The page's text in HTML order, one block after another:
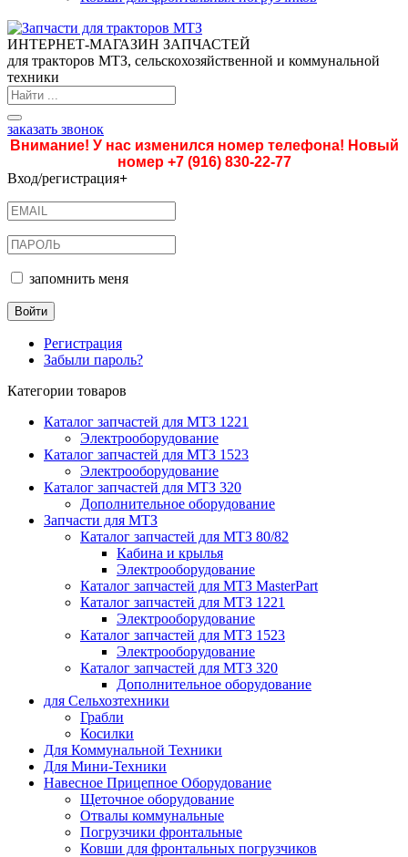
ИНТЕРНЕТ-МАГАЗИН ЗАПЧАСТЕЙ
для тракторов МТЗ, сельскохозяйственной и коммунальной
техники
заказать звонок
Внимание! У нас изменился номер телефона! Новый
номер +7 (916) 830-22-77
Вход/регистрация+
запомнить меня
Регистрация
Забыли пароль?
Категории товаров
Каталог запчастей для МТЗ 1221
Электрооборудование
Каталог запчастей для МТЗ 1523
Электрооборудование
Каталог запчастей для МТЗ 320
Дополнительное оборудование
Запчасти для МТЗ
Каталог запчастей для МТЗ 80/82
Кабина и крылья
Электрооборудование
Каталог запчастей для МТЗ MasterPart
Каталог запчастей для МТЗ 1221
Электрооборудование
Каталог запчастей для МТЗ 1523
Электрооборудование
Каталог запчастей для МТЗ 320
Дополнительное оборудование
для Сельхозтехники
Грабли
Косилки
Для Коммунальной Техники
Для Мини-Техники
Навесное Прицепное Оборудование
Щеточное оборудование
Отвалы коммунальные
Погрузчики фронтальные
Ковши для фронтальных погрузчиков